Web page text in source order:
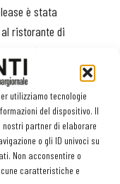
utilizziamo tecnologie
del dispositivo. Il
partner di elaborare
o gli ID univoci su
Non acconsentire o
caratteristiche e
è stata
ristorante di
proprietario-
progetti a
oltre 15 anni - spiega
ad espandere la mia
Wei con nuovi
limitata. Ad